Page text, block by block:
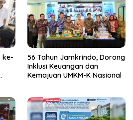
ke-
56 Tahun Jamkrindo, Dorong
Inklusi Keuangan dan
Kemajuan UMKM-K Nasional